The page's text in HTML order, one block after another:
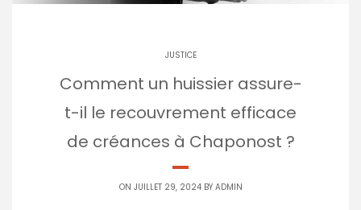
JUSTICE
Comment un huissier assure-
t-il le recouvrement efficace
de créances à Chaponost ?
ON JUILLET 29, 2024 BY ADMIN